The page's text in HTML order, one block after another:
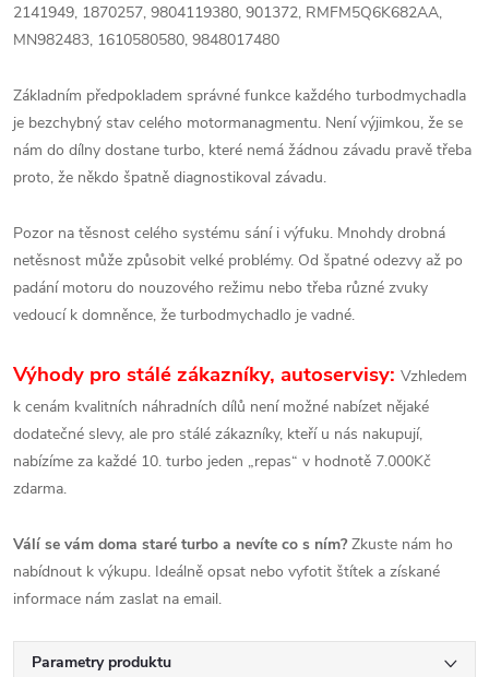
2141949, 1870257, 9804119380, 901372, RMFM5Q6K682AA,
MN982483, 1610580580, 9848017480
Základním předpokladem správné funkce každého turbodmychadla
je bezchybný stav celého motormanagmentu. Není výjimkou, že se
nám do dílny dostane turbo, které nemá žádnou závadu pravě třeba
proto, že někdo špatně diagnostikoval závadu.
Pozor na těsnost celého systému sání i výfuku. Mnohdy drobná
netěsnost může způsobit velké problémy. Od špatné odezvy až po
padání motoru do nouzového režimu nebo třeba různé zvuky
vedoucí k domněnce, že turbodmychadlo je vadné.
Výhody pro stálé zákazníky, autoservisy: Vzhledem
k cenám kvalitních náhradních dílů není možné nabízet nějaké
dodatečné slevy, ale pro stálé zákazníky, kteří u nás nakupují,
nabízíme za každé 10. turbo jeden „repas“ v hodnotě 7.000Kč
zdarma.
Válí se vám doma staré turbo a nevíte co s ním?Zkuste nám ho
nabídnout k výkupu. Ideálně opsat nebo vyfotit štítek a získané
informace nám zaslat na email.
Parametry produktu